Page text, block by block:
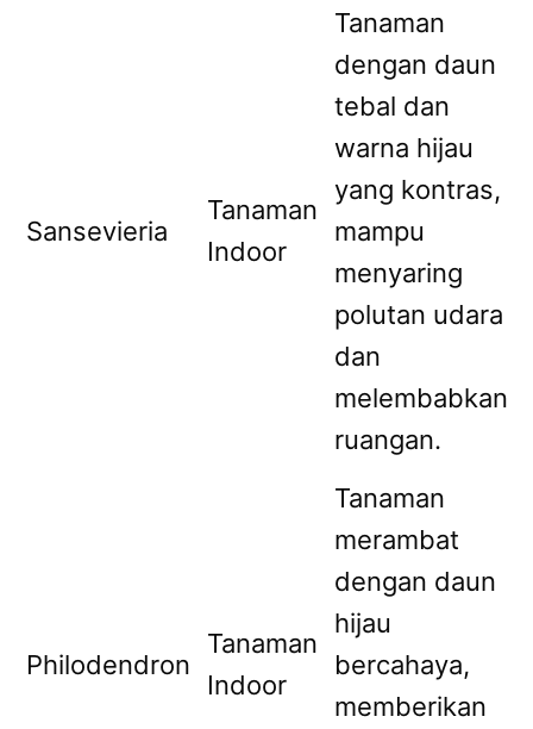
Sansevieria
Tanaman
Indoor
Tanaman
dengan daun
tebal dan
warna hijau
yang kontras,
mampu
menyaring
polutan udara
dan
melembabkan
ruangan.
Philodendron
Tanaman
Indoor
Tanaman
merambat
dengan daun
hijau
bercahaya,
memberikan